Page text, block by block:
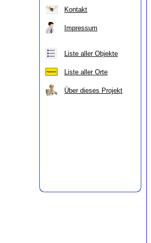
Kontakt
Impressum
Liste aller Objekte
Liste aller Orte
Über dieses Projekt